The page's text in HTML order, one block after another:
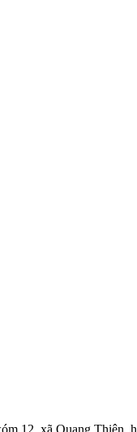
12, xã Quang Thiện,